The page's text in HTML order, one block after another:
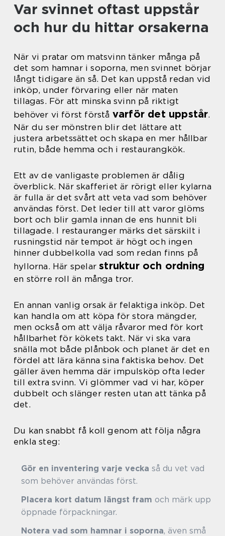
Var svinnet oftast uppstår
och hur du hittar orsakerna
När vi pratar om matsvinn tänker många på
det som hamnar i soporna, men svinnet börjar
långt tidigare än så. Det kan uppstå redan vid
inköp, under förvaring eller när maten
tillagas. För att minska svinn på riktigt
behöver vi först förstå varför det uppstår.
När du ser mönstren blir det lättare att
justera arbetssättet och skapa en mer hållbar
rutin, både hemma och i restaurangkök.
Ett av de vanligaste problemen är dålig
överblick. När skafferiet är rörigt eller kylarna
är fulla är det svårt att veta vad som behöver
användas först. Det leder till att varor glöms
bort och blir gamla innan de ens hunnit bli
tillagade. I restauranger märks det särskilt i
rusningstid när tempot är högt och ingen
hinner dubbelkolla vad som redan finns på
hyllorna. Här spelarstruktur och ordning
en större roll än många tror.
En annan vanlig orsak är felaktiga inköp. Det
kan handla om att köpa för stora mängder,
men också om att välja råvaror med för kort
hållbarhet för kökets takt. När vi ska vara
snälla mot både plånbok och planet är det en
fördel att lära känna sina faktiska behov. Det
gäller även hemma där impulsköp ofta leder
till extra svinn. Vi glömmer vad vi har, köper
dubbelt och slänger resten utan att tänka på
det.
Du kan snabbt få koll genom att följa några
enkla steg:
Gör en inventering varje vecka så du vet vad
som behöver användas först.
Placera kort datum längst fram och märk upp
öppnade förpackningar.
Notera vad som hamnar i soporna, även små